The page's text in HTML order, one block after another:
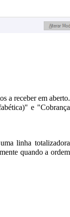
a receber em aberto.
e "Cobrança
linha totalizadora
quando a ordem